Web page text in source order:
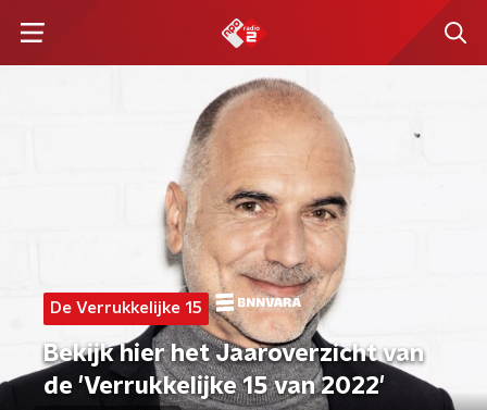
De Verrukkelijke 15
Bekijk hier het Jaaroverzicht van
de 'Verrukkelijke 15 van 2022'